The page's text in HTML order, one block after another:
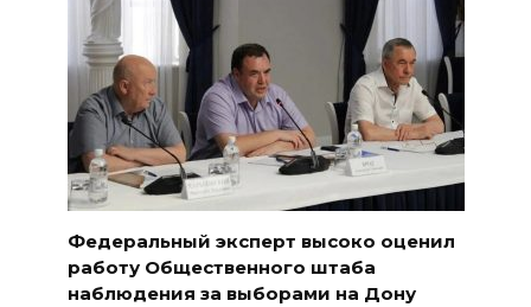
Федеральный эксперт высоко оценил
работу Общественного штаба
наблюдения за выборами на Дону